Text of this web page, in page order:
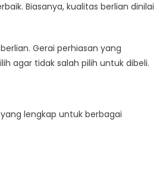
Biasanya, kualitas berlian dinilai
Gerai perhiasan yang
agar tidak salah pilih untuk dibeli.
lengkap untuk berbagai